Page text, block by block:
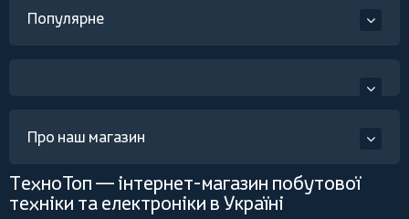
Популярне
Про наш магазин
ТехноТоп — інтернет-магазин побутової
техніки та електроніки в Україні